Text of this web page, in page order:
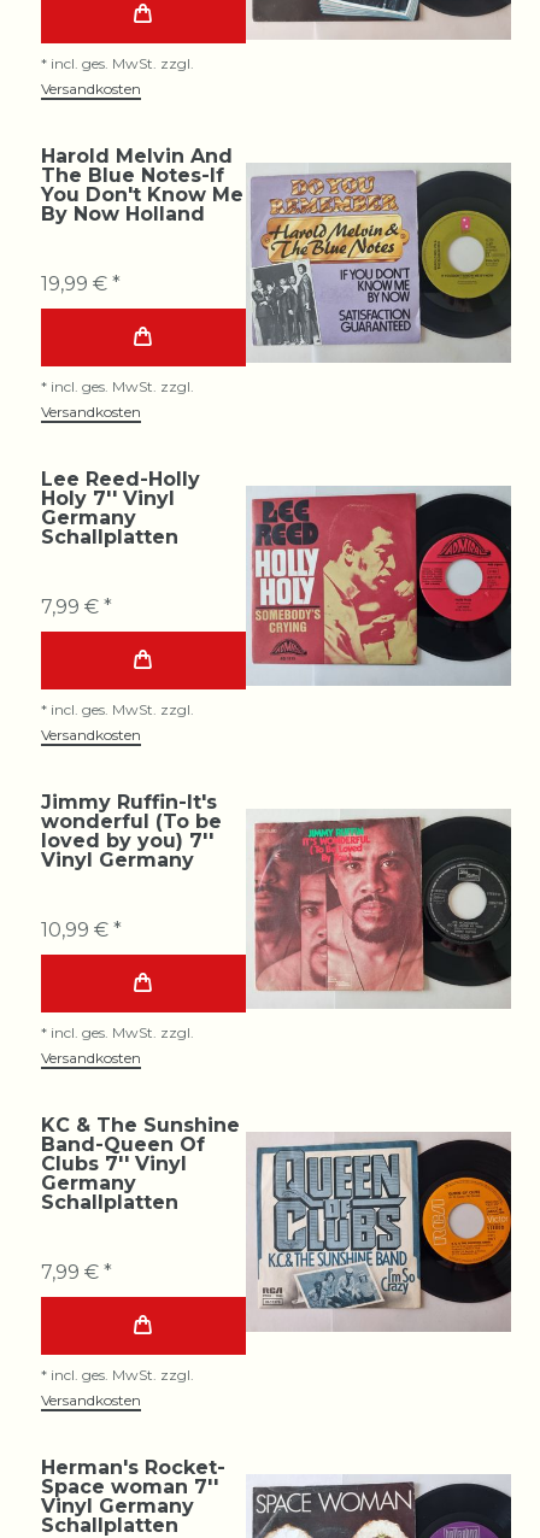
* incl. ges. MwSt. zzgl.
Versandkosten
Harold Melvin And
The Blue Notes-If
You Don't Know Me
By Now Holland
19,99 € *
* incl. ges. MwSt. zzgl.
Versandkosten
Lee Reed-Holly
Holy 7'' Vinyl
Germany
Schallplatten
7,99 € *
* incl. ges. MwSt. zzgl.
Versandkosten
Jimmy Ruffin-It's
wonderful (To be
loved by you) 7''
Vinyl Germany
10,99 € *
* incl. ges. MwSt. zzgl.
Versandkosten
KC & The Sunshine
Band-Queen Of
Clubs 7'' Vinyl
Germany
Schallplatten
7,99 € *
* incl. ges. MwSt. zzgl.
Versandkosten
Herman's Rocket-
Space woman 7''
Vinyl Germany
Schallplatten